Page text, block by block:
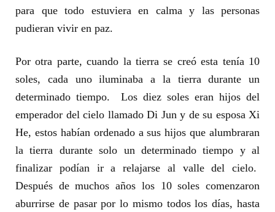
para que todo estuviera en calma y las personas
pudieran vivir en paz.
Por otra parte, cuando la tierra se creó esta tenía 10
soles, cada uno iluminaba a la tierra durante un
determinado tiempo. Los diez soles eran hijos del
emperador del cielo llamado Di Jun y de su esposa Xi
He, estos habían ordenado a sus hijos que alumbraran
la tierra durante solo un determinado tiempo y al
finalizar podían ir a relajarse al valle del cielo.
Después de muchos años los 10 soles comenzaron
aburrirse de pasar por lo mismo todos los días, hasta